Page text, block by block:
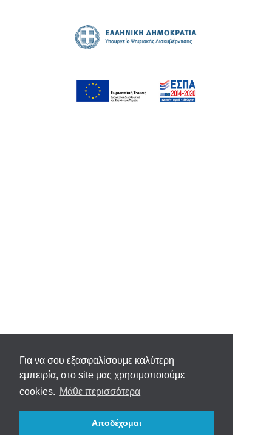
Για να σου εξασφαλίσουμε καλύτερη
εμπειρία, στο site μας χρησιμοποιούμε
cookies. Μάθε περισσότερα
Αποδέχομαι